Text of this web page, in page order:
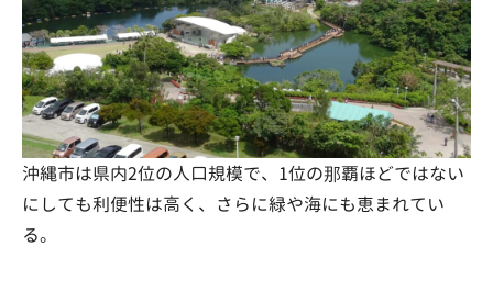
沖縄市は県内2位の人口規模で、1位の那覇ほどではない
にしても利便性は高く、さらに緑や海にも恵まれてい
る。